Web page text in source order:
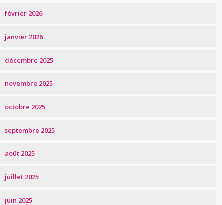
février 2026
janvier 2026
décembre 2025
novembre 2025
octobre 2025
septembre 2025
août 2025
juillet 2025
juin 2025